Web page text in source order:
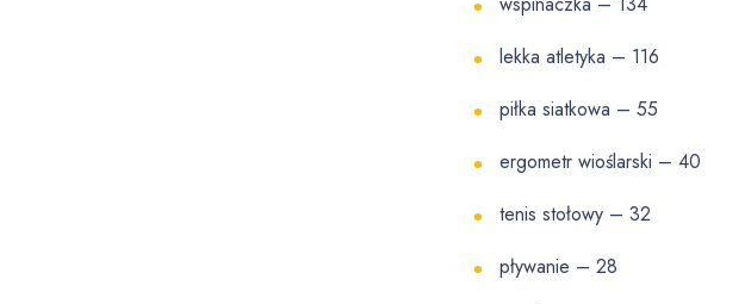
lekka atletyka – 116
piłka siatkowa – 55
ergometr wioślarski – 40
tenis stołowy – 32
pływanie – 28